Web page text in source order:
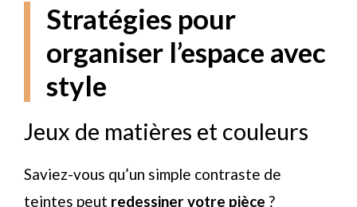
Stratégies pour
organiser l’espace avec
style
Jeux de matières et couleurs
Saviez-vous qu’un simple contraste de
teintes peut redessiner votre pièce ?